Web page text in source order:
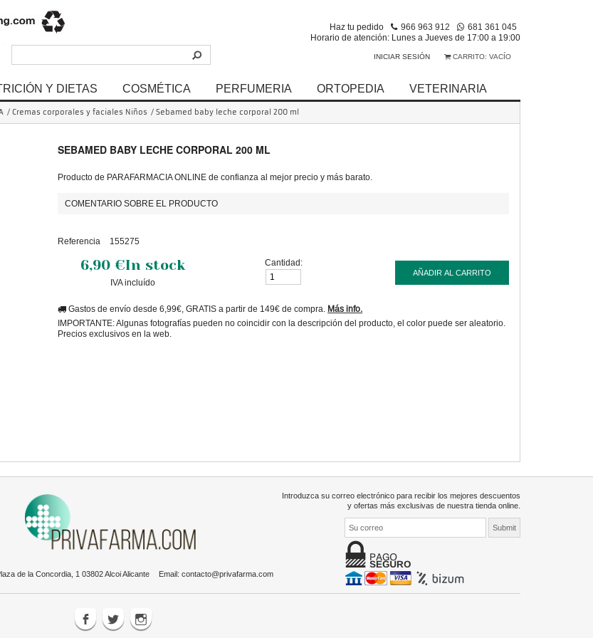
Haz tu pedido 966 963 912
681 361 045
Horario de atención: Lunes a Jueves de 17:00 a 19:00
CARRITO: VACÍO
INICIAR SESIÓN
Y DIETAS COSMÉTICA PERFUMERIA ORTOPEDIA VETERINARIA
/ Cremas corporales y faciales Niños / Sebamed baby leche corporal 200 ml
SEBAMED BABY LECHE CORPORAL 200 ML
Producto de PARAFARMACIA ONLINE de confianza al mejor precio y más barato.
COMENTARIO SOBRE EL PRODUCTO
Referencia 155275
6,90 €In stock
IVA incluído
Cantidad:
AÑADIR AL CARRITO
Gastos de envío desde 6,99€, GRATIS a partir de 149€ de compra. Más info.
IMPORTANTE: Algunas fotografías pueden no coincidir con la descripción del producto, el color puede ser aleatorio.
Precios exclusivos en la web.
Introduzca su correo electrónico para recibir los mejores descuentos
y ofertas más exclusivas de nuestra tienda online.
de la Concordia, 1 03802 Alcoi Alicante Email: contacto@privafarma.com